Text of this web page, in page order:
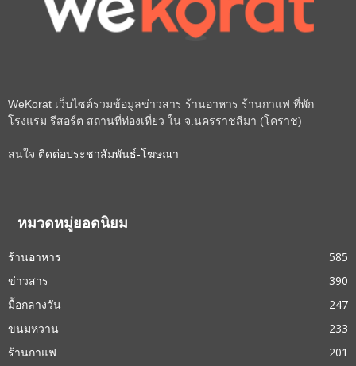
WeKorat เว็บไซต์รวมข้อมูลข่าวสาร ร้านอาหาร ร้านกาแฟ ที่พัก
โรงแรม รีสอร์ต สถานที่ท่องเที่ยว ใน จ.นครราชสีมา (โคราช)
สนใจ ติดต่อประชาสัมพันธ์-โฆษณา
หมวดหมู่ยอดนิยม
ร้านอาหาร
585
ข่าวสาร
390
มื้อกลางวัน
247
ขนมหวาน
233
ร้านกาแฟ
201